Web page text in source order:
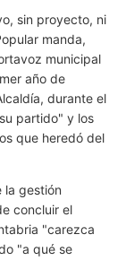
sin proyecto, ni
manda,
municipal
año de
durante el
partido" y los
que heredó del
la gestión
concluir el
"carezca
"a qué se